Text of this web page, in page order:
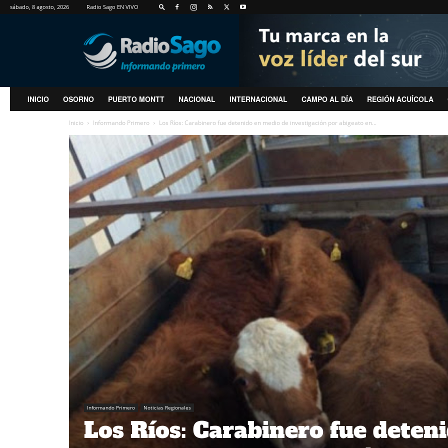
sábado, 8 agosto, 2026 Radio Sago EN VIVO
RadioSago
INICIO OSORNO PUERTO MONTT NACIONAL INTERNACIONAL CAMPO AL DÍA REGIÓN ACUÍCOLA
Inicio Informando Primero Los Ríos: Carabinero fue detenido en medio de investigación por abigeato en...
Informando Primero Noticias Regionales
Los Ríos: Carabinero fue